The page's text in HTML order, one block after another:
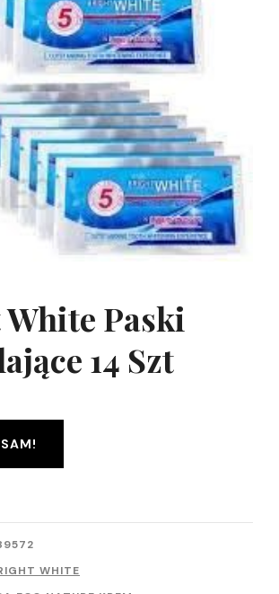
Paski
14 Szt
WHITE